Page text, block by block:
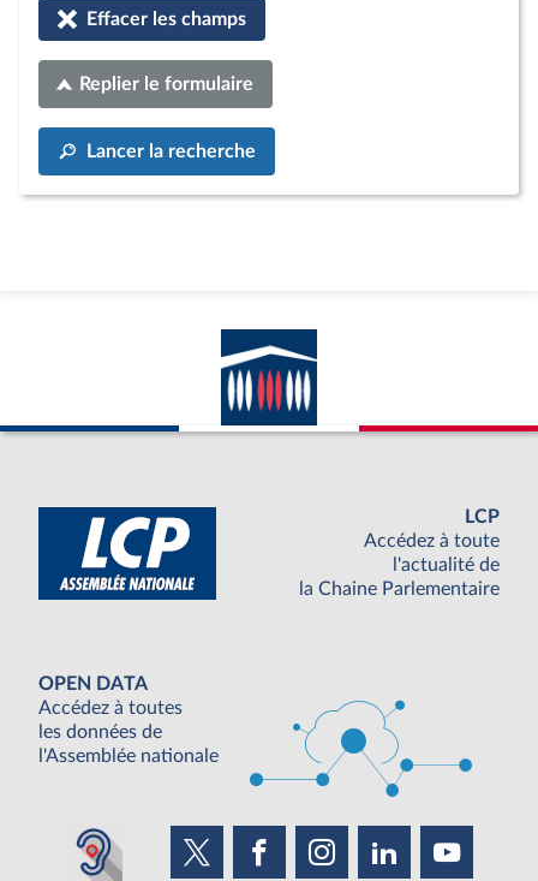
Effacer les champs
Replier le formulaire
Lancer la recherche
LCP
Accédez à toute
l'actualité de
la Chaine Parlementaire
OPEN DATA
Accédez à toutes
les données de
l'Assemblée nationale